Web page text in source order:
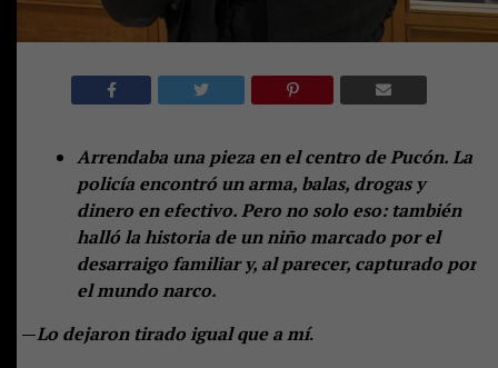
Arrendaba una pieza en el centro de Pucón. La
policía encontró un arma, balas, drogas y
dinero en efectivo. Pero no solo eso: también
halló la historia de un niño marcado por el
desarraigo familiar y, al parecer, capturado por
el mundo narco.
—Lo dejaron tirado igual que a mí.